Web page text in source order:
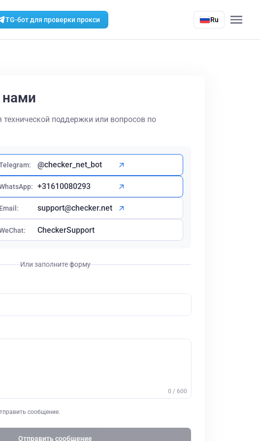
TG-бот для проверки прокси Ru
нами
поддержки или вопросов по
@checker_net_bot
+31610080293
Email: support@checker.net
CheckerSupport
Или заполните форму
0 / 600
сообщение.
Отправить сообщение